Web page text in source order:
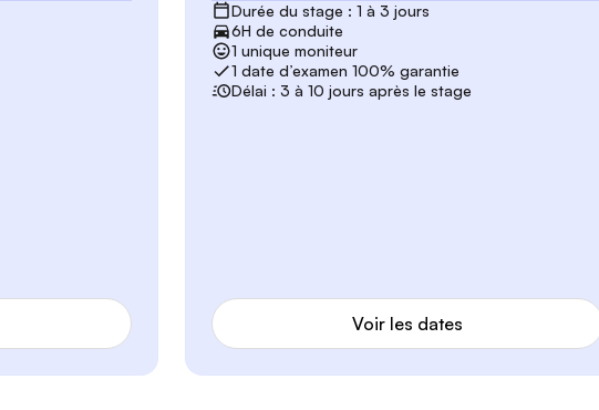
Durée du stage : 1 à 3 jours
6H de conduite
1 unique moniteur
1 date d’examen 100% garantie
Délai : 3 à 10 jours après le stage
Voir les dates